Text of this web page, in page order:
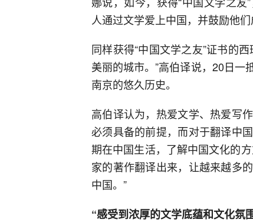
人通过文学爱上中国，并鼓励他
同样获得“中国文学之友”证书的
美丽的城市。”高伯译说，20日一
南京的悠久历史。
高伯译认为，热爱文学、热爱写
必须具备的前提，而对于翻译中
期在中国生活，了解中国文化的
家的著作翻译出来，让越来越多
中国。”
“感受到浓厚的文学底蕴和文化氛